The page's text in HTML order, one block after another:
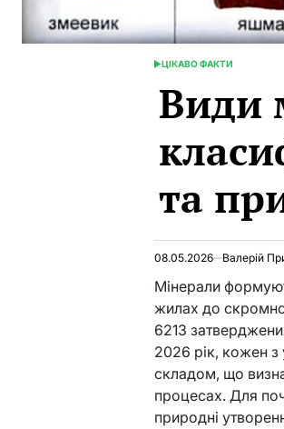
POSTED
ЦІКАВО ФАКТИ
Види
та
08.05.2026 Валерій
Мінерали
жилах до
6213
2026 рік, кожен з
складом, що
процесах. Для
природні